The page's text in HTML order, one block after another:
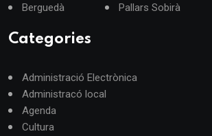
Berguedà
Pallars Sobirà
Categories
Administració Electrònica
Administracó local
Agenda
Cultura